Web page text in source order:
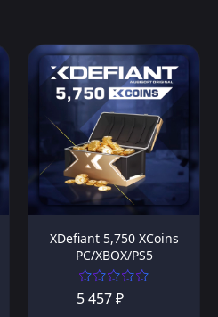
XDefiant 5,750 XCoins
PC/XBOX/PS5
5 457 ₽